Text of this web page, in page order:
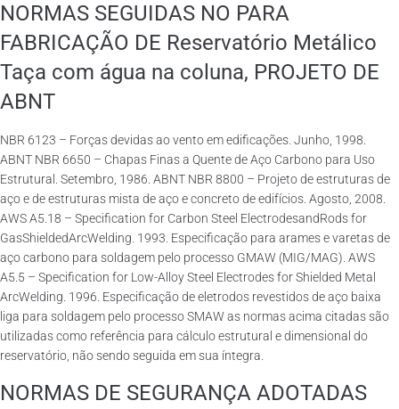
NORMAS SEGUIDAS NO PARA
FABRICAÇÃO DE Reservatório Metálico
Taça com água na coluna, PROJETO DE
ABNT
NBR 6123 – Forças devidas ao vento em edificações. Junho, 1998.
ABNT NBR 6650 – Chapas Finas a Quente de Aço Carbono para Uso
Estrutural. Setembro, 1986. ABNT NBR 8800 – Projeto de estruturas de
aço e de estruturas mista de aço e concreto de edifícios. Agosto, 2008.
AWS A5.18 – Specification for Carbon Steel ElectrodesandRods for
GasShieldedArcWelding. 1993. Especificação para arames e varetas de
aço carbono para soldagem pelo processo GMAW (MIG/MAG). AWS
A5.5 – Specification for Low-Alloy Steel Electrodes for Shielded Metal
ArcWelding. 1996. Especificação de eletrodos revestidos de aço baixa
liga para soldagem pelo processo SMAW as normas acima citadas são
utilizadas como referência para cálculo estrutural e dimensional do
reservatório, não sendo seguida em sua íntegra.
NORMAS DE SEGURANÇA ADOTADAS